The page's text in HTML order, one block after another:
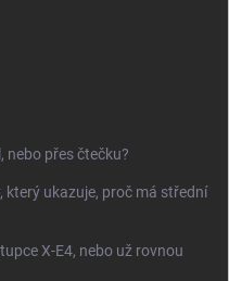
nebo přes čtečku?
který ukazuje, proč má střední
X-E4, nebo už rovnou